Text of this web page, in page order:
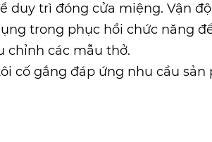
duy trì đóng cửa miệng. Vận
trong phục hồi chức năng
chỉnh các mẫu thở.
cố gắng đáp ứng nhu cầu sản